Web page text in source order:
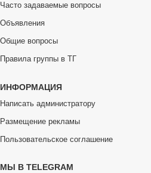
Часто задаваемые вопросы
Объявления
Общие вопросы
Правила группы в ТГ
ИНФОРМАЦИЯ
Написать администратору
Размещение рекламы
Пользовательское соглашение
МЫ В TELEGRAM